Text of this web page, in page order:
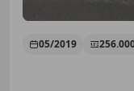
05/2019